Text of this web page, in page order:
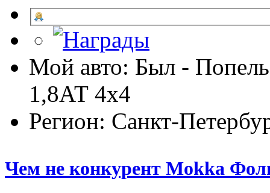
Мой авто: Был -
1,8АТ 4х4
Регион: Санкт-
Чем не конкурент Mokka